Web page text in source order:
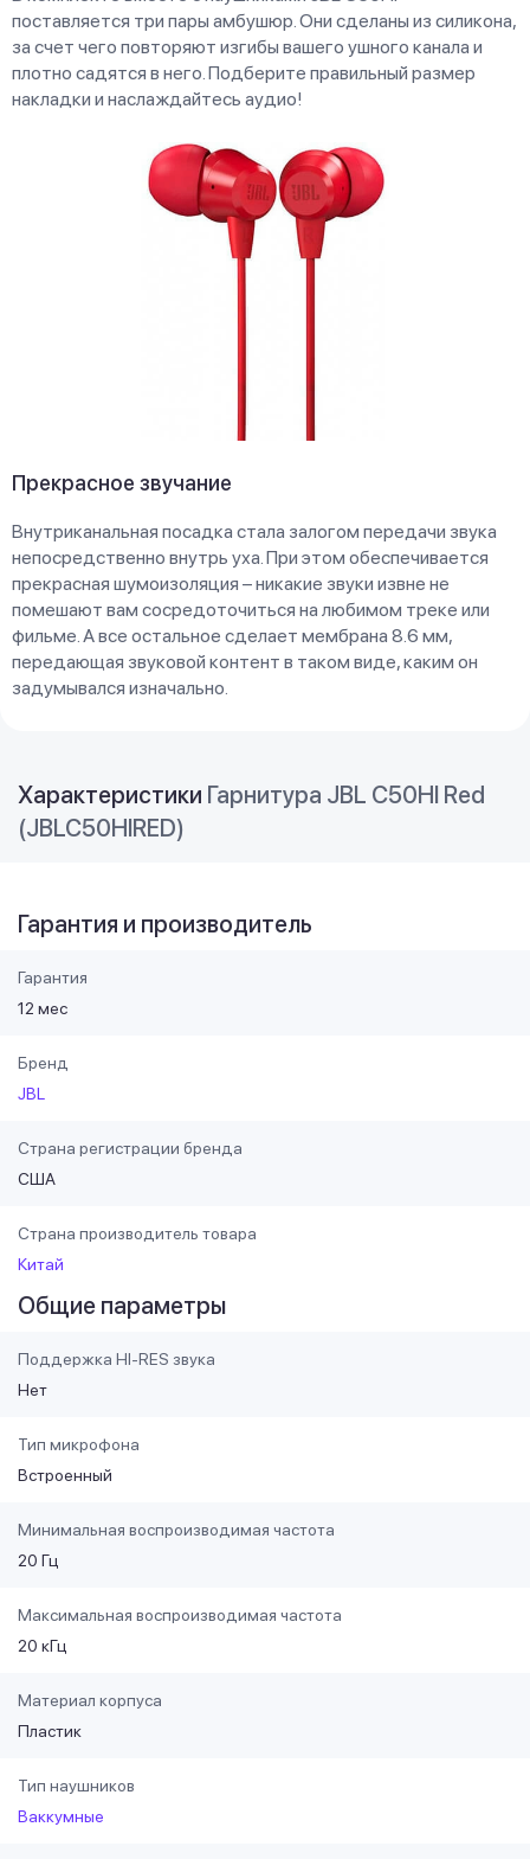
поставляется три пары амбушюр. Они сделаны из силикона,
за счет чего повторяют изгибы вашего ушного канала и
плотно садятся в него. Подберите правильный размер
накладки и наслаждайтесь аудио!
Прекрасное звучание
Внутриканальная посадка стала залогом передачи звука
непосредственно внутрь уха. При этом обеспечивается
прекрасная шумоизоляция – никакие звуки извне не
помешают вам сосредоточиться на любимом треке или
фильме. А все остальное сделает мембрана 8.6 мм,
передающая звуковой контент в таком виде, каким он
задумывался изначально.
Характеристики Гарнитура JBL C50HI Red
(JBLC50HIRED)
Гарантия и производитель
Гарантия
12 мес
Бренд
JBL
Страна регистрации бренда
США
Страна производитель товара
Китай
Общие параметры
Поддержка HI-RES звука
Нет
Тип микрофона
Встроенный
Минимальная воспроизводимая частота
20 Гц
Максимальная воспроизводимая частота
20 кГц
Материал корпуса
Пластик
Тип наушников
Ваккумные